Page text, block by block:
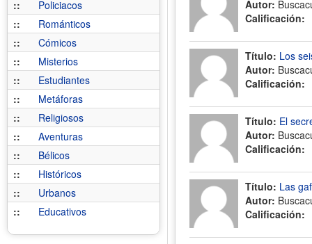
::
Policiacos
::
Románticos
::
Cómicos
::
Misterios
::
Estudiantes
::
Metáforas
::
Religiosos
::
Aventuras
::
Bélicos
::
Históricos
::
Urbanos
::
Educativos
Autor:
Calificación:
Título: Los
Autor:
Calificación:
Título: El
Autor:
Calificación:
Título: Las
Autor:
Calificación: